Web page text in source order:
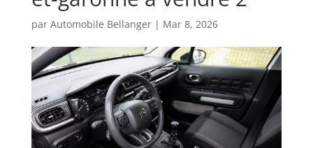
par Automobile Bellanger| Mar 8, 2026